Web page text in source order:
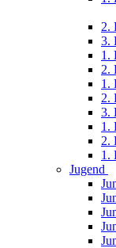
2.
3.
1.
2.
1.
2.
3.
1.
2.
1.
Jugend